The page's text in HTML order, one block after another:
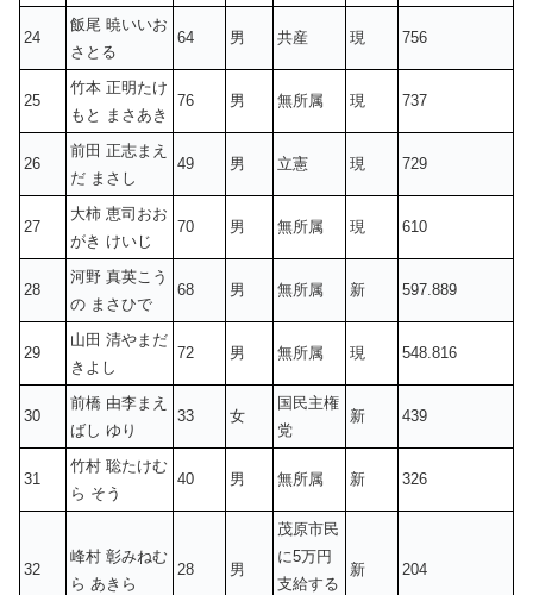
24
飯尾 暁いいお
さとる
64 男 共産 現 756
25
竹本 正明たけ
もと まさあき
76 男 無所属 現 737
26
前田 正志まえ
だ まさし
49 男 立憲 現 729
27
大柿 恵司おお
がき けいじ
70 男 無所属 現 610
28
河野 真英こう
の まさひで
68 男 無所属 新 597.889
29
山田 清やまだ
きよし
72 男 無所属 現 548.816
30
前橋 由李まえ
ばし ゆり
33 女
国民主権
党
新 439
31
竹村 聡たけむ
ら そう
40 男 無所属 新 326
32
峰村 彰みねむ
ら あきら
28 男
茂原市民
に5万円
支給する
新 204